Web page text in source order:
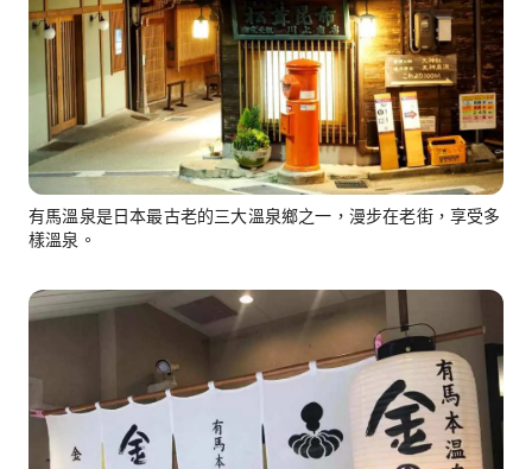
有馬溫泉是日本最古老的三大溫泉鄉之一，漫步在老街，享受多
樣溫泉。